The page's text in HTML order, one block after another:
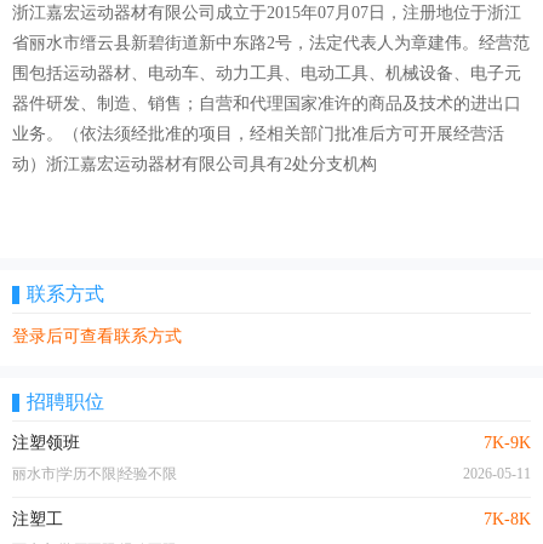
浙江嘉宏运动器材有限公司成立于2015年07月07日，注册地位于浙江
省丽水市缙云县新碧街道新中东路2号，法定代表人为章建伟。经营范
围包括运动器材、电动车、动力工具、电动工具、机械设备、电子元
器件研发、制造、销售；自营和代理国家准许的商品及技术的进出口
业务。（依法须经批准的项目，经相关部门批准后方可开展经营活
动）浙江嘉宏运动器材有限公司具有2处分支机构
联系方式
登录后可查看联系方式
招聘职位
注塑领班 7K-9K
丽水市|学历不限|经验不限 2026-05-11
注塑工 7K-8K